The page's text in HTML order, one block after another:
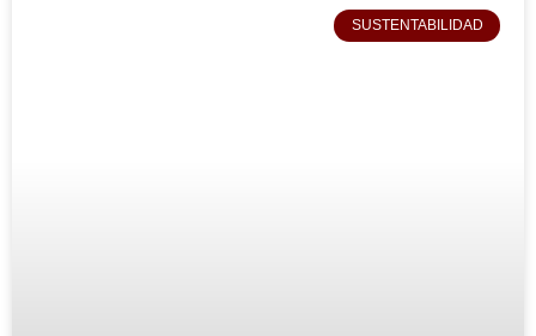
SUSTENTABILIDAD